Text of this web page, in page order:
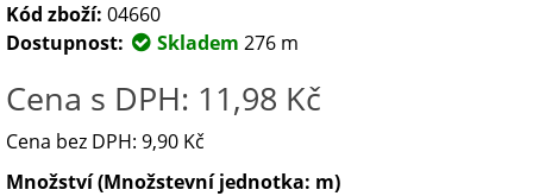
Kód zboží: 04660
Dostupnost:
Skladem 276 m
Cena s DPH: 11,98 Kč
Cena bez DPH: 9,90 Kč
Množství (Množstevní jednotka: m)